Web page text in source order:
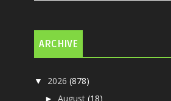
ARCHIVE
▼ 2026(878)
►August(18)